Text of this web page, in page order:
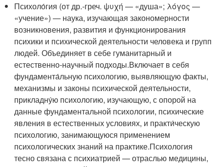
Психоло́гия (от др.-греч. ψυχή — «душа»; λόγος —
«учение») — наука, изучающая закономерности
возникновения, развития и функционирования
психики и психической деятельности человека и групп
людей. Объединяет в себе гуманитарный и
естественно-научный подходы.Включает в себя
фундамента́льную психологию, выявляющую факты,
механизмы и законы психической деятельности,
прикладну́ю психологию, изучающую, с опорой на
данные фундаментальной психологии, психические
явления в естественных условиях, и практи́ческую
психологию, занимающуюся применением
психологических знаний на практике.Психология
тесно связана с психиатрией — отраслью медицины,